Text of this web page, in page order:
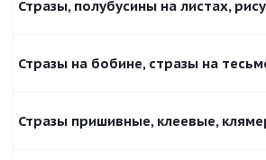
Стразы, полубусины на листах,
Стразы на бобине, стразы на
Стразы пришивные, клеевые,